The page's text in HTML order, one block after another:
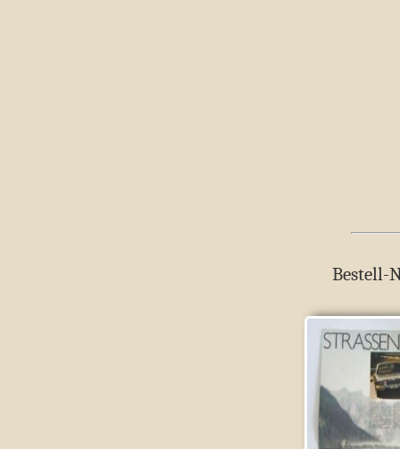
Bestell-